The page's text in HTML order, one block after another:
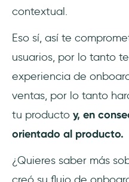
contextual.
Eso sí, así te
usuarios, por lo tanto
experiencia de
ventas, por lo tanto
tu producto y, en
orientado al producto.
¿Quieres saber más